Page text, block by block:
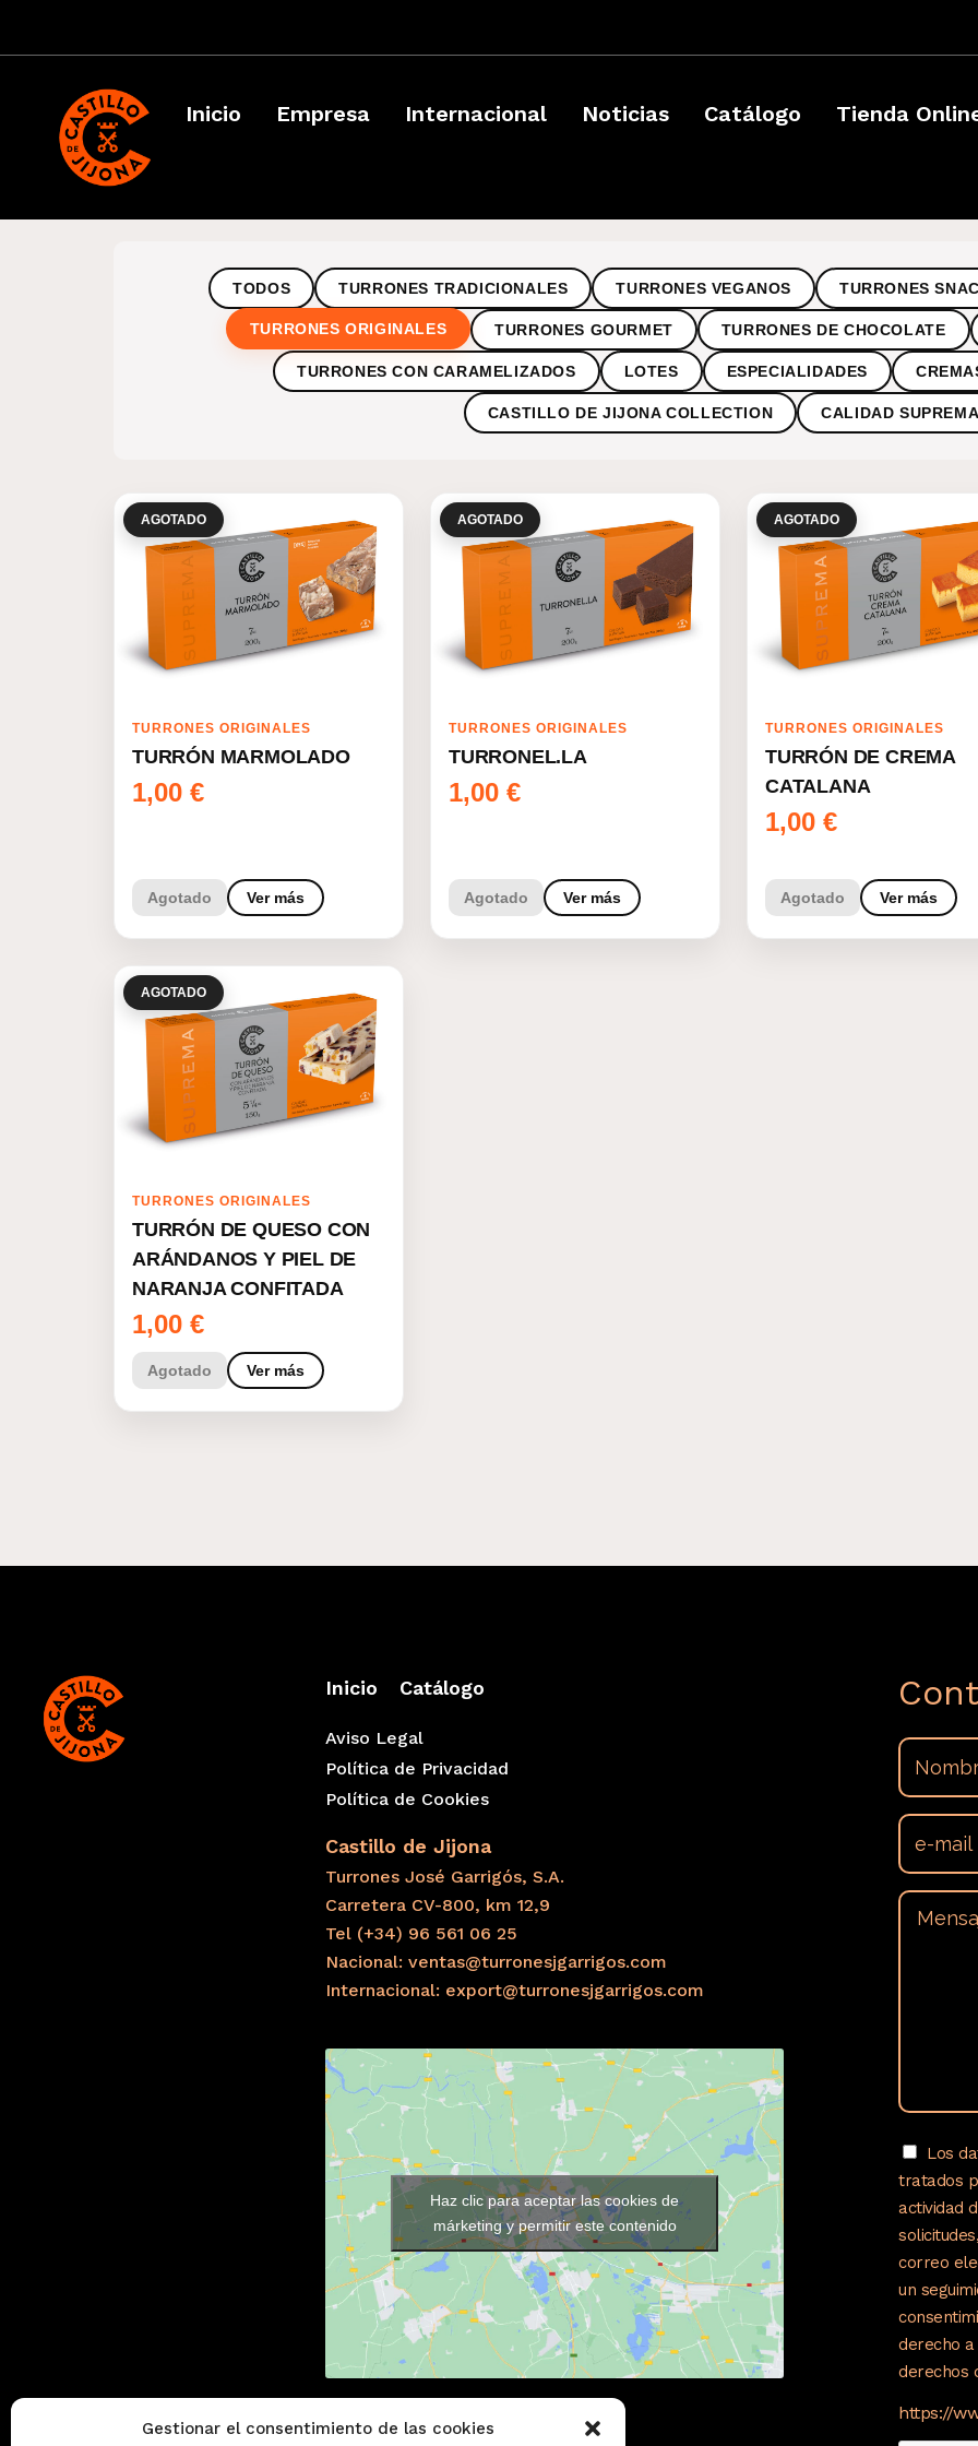
Gestionar el consentimiento de las cookies
Inicio Empresa Internacional Noticias Catálogo Tienda
TODOS TURRONES TRADICIONALES TURRONES VEGANOS TURRONES
TURRONES ORIGINALES TURRONES GOURMET TURRONES DE CHOCOLATE
TURRONES CON CARAMELIZADOS LOTES ESPECIALIDADES
CASTILLO DE JIJONA COLLECTION CALIDAD
AGOTADO
TURRONES ORIGINALES
TURRÓN MARMOLADO
1,00 €
Agotado Ver más
AGOTADO
TURRONES ORIGINALES
TURRONEL.LA
1,00 €
Agotado Ver más
AGOTADO
TURRONES ORIGINALES
TURRÓN DE CREMA
CATALANA
1,00 €
Agotado Ver más
AGOTADO
TURRONES ORIGINALES
TURRÓN DE QUESO CON
ARÁNDANOS Y PIEL DE
NARANJA CONFITADA
1,00 €
Agotado Ver más
Inicio Catálogo
Aviso Legal
Política de Privacidad
Política de Cookies
Castillo de Jijona
Turrones José Garrigós, S.A.
Carretera CV-800, km 12,9
Tel (+34) 96 561 06 25
Nacional: ventas@turronesjgarrigos.com
Internacional: export@turronesjgarrigos.com
Haz clic para aceptar las cookies de
márketing y permitir este contenido
Los
tratados
actividad
correo
un
derecho
derechos
https://